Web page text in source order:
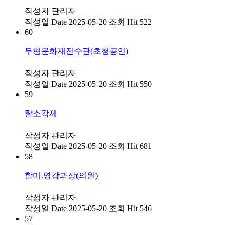
작성자 관리자
작성일 Date 2025-05-20 조회 Hit 522
60
무형문화재전수관(초청공연)
작성자 관리자
작성일 Date 2025-05-20 조회 Hit 550
59
탈소각제
작성자 관리자
작성일 Date 2025-05-20 조회 Hit 681
58
할미.영감과장(의원)
작성자 관리자
작성일 Date 2025-05-20 조회 Hit 546
57